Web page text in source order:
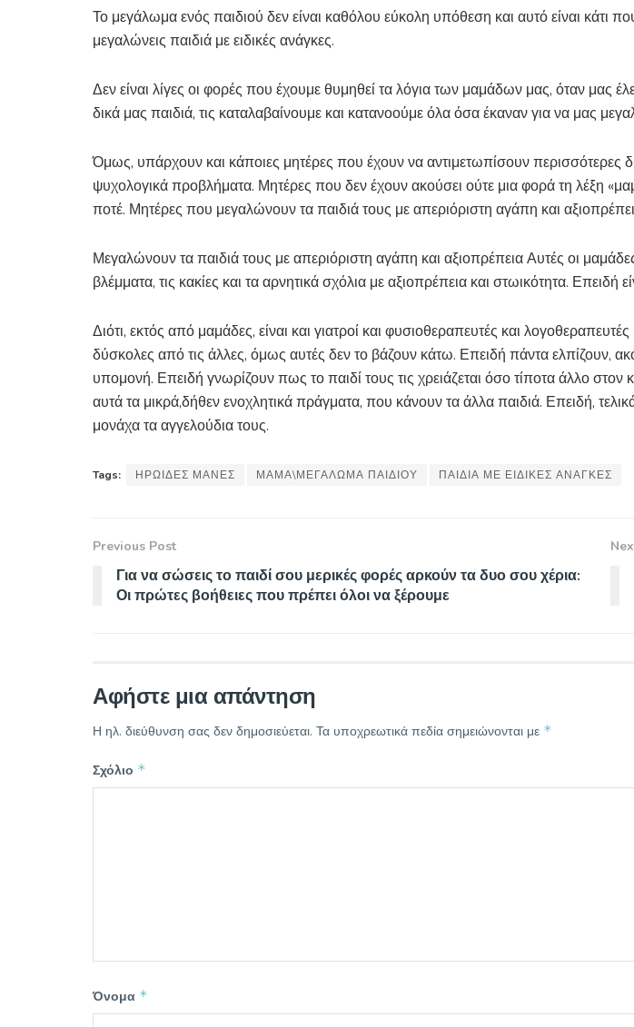
Το μεγάλωμα ενός παιδιού δεν είναι καθόλου εύκολη υπόθεση και αυτό είναι κάτι
μεγαλώνεις παιδιά με ειδικές ανάγκες.
Δεν είναι λίγες οι φορές που έχουμε θυμηθεί τα λόγια των μαμάδων μας, όταν μας
δικά μας παιδιά, τις καταλαβαίνουμε και κατανοούμε όλα όσα έκαναν για να μας
Όμως, υπάρχουν και κάποιες μητέρες που έχουν να αντιμετωπίσουν περισσότερες
ψυχολογικά προβλήματα. Μητέρες που δεν έχουν ακούσει ούτε μια φορά τη λέξη
ποτέ. Μητέρες που μεγαλώνουν τα παιδιά τους με απεριόριστη αγάπη και
Μεγαλώνουν τα παιδιά τους με απεριόριστη αγάπη και αξιοπρέπεια Αυτές οι
βλέμματα, τις κακίες και τα αρνητικά σχόλια με αξιοπρέπεια και στωικότητα.
Διότι, εκτός από μαμάδες, είναι και γιατροί και φυσιοθεραπευτές και
δύσκολες από τις άλλες, όμως αυτές δεν το βάζουν κάτω. Επειδή πάντα ελπίζουν,
υπομονή. Επειδή γνωρίζουν πως το παιδί τους τις χρειάζεται όσο τίποτα άλλο
αυτά τα μικρά,δήθεν ενοχλητικά πράγματα, που κάνουν τα άλλα παιδιά. Επειδή,
μονάχα τα αγγελούδια τους.
Tags: ΗΡΩΙΔΕΣ ΜΑΝΕΣ ΜΑΜΑ\ΜΕΓΑΛΩΜΑ ΠΑΙΔΙΟΥ ΠΑΙΔΙΑ ΜΕ ΕΙΔΙΚΕΣ ΑΝΑΓΚΕΣ
Previous Post
Για να σώσεις το παιδί σου μερικές φορές αρκούν τα δυο σου χέρια:
Οι πρώτες βοήθειες που πρέπει όλοι να ξέρουμε
Αφήστε μια απάντηση
Η ηλ. διεύθυνση σας δεν δημοσιεύεται. Τα υποχρεωτικά πεδία σημειώνονται με *
Σχόλιο *
Όνομα *